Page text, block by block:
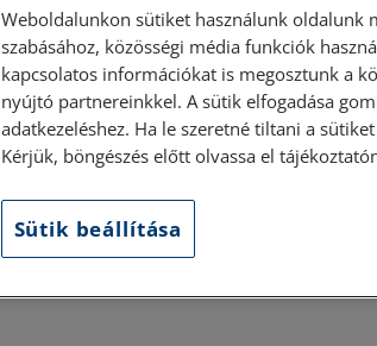
LegitiMoadmin
Címkék:
Weboldalunkon sütiket használunk oldalunk
szabásához, közösségi média funkciók
kapcsolatos információkat is megosztunk a
nyújtó partnereinkkel. A sütik elfogadása
adatkezeléshez. Ha le szeretné tiltani a
Kérjük, böngészés előtt olvassa el
Sütik beállítása